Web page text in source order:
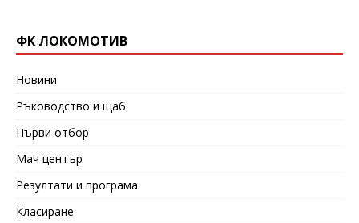
ФК ЛОКОМОТИВ
Новини
Ръководство и щаб
Първи отбор
Мач център
Резултати и програма
Класиране